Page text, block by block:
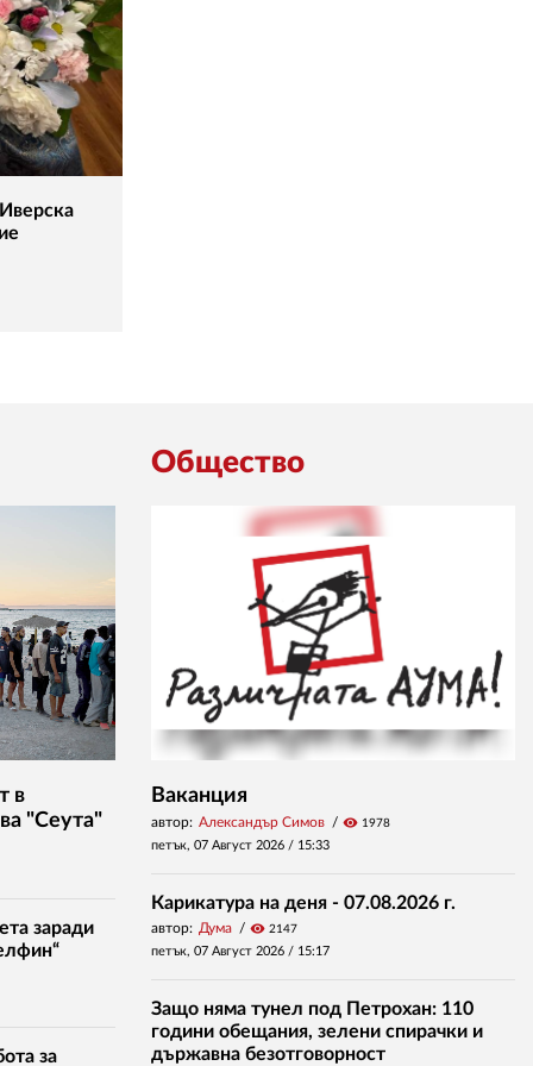
в
"Сеута"
заради
за
Общество
Ваканция
автор: Александър Симов visibility 1978
петък, 07 Август 2026 / 15:33
Карикатура на деня - 07.08.2026 г.
автор: Дума visibility 2147
петък, 07 Август 2026 / 15:17
Защо няма тунел под Петрохан: 110
години обещания, зелени спирачки и
държавна безотговорност